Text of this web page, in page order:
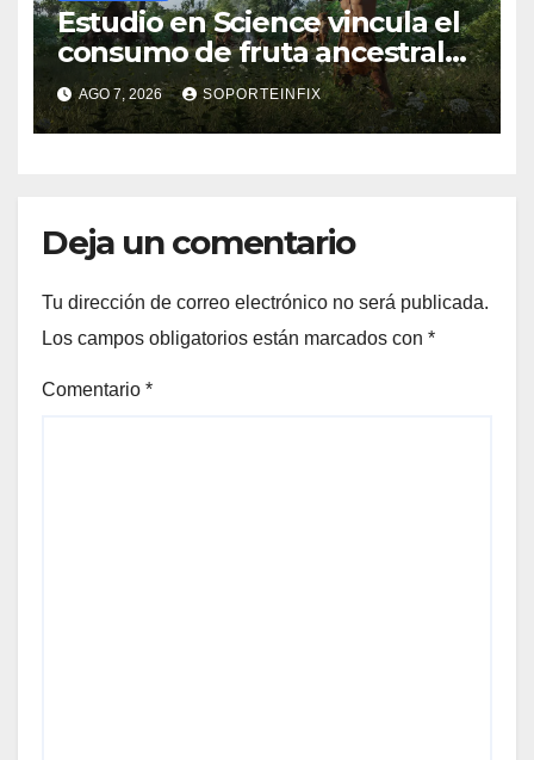
Estudio en Science vincula el
consumo de fruta ancestral
con la evolución del cerebro
humano
AGO 7, 2026 SOPORTEINFIX
Deja un comentario
Tu dirección de correo electrónico no será publicada.
Los campos obligatorios están marcados con *
Comentario *